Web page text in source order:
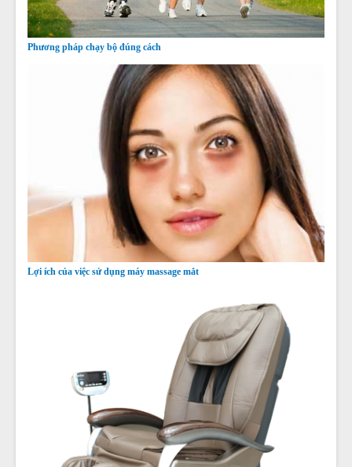
Phương pháp chạy bộ đúng cách
Lợi ích của việc sử dụng máy massage mắt